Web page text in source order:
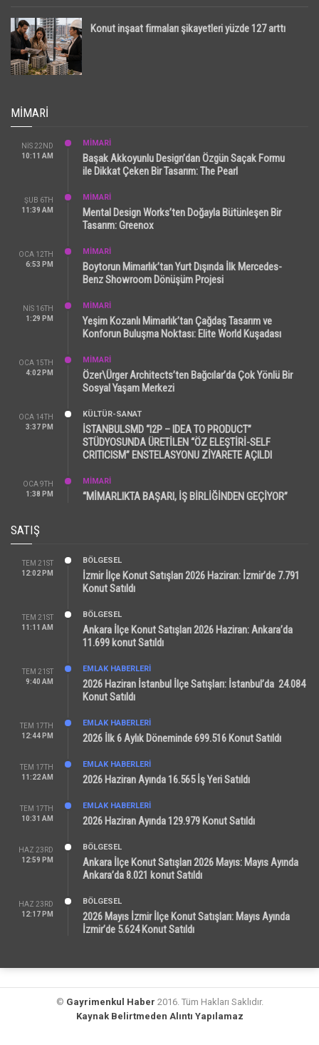
Konut inşaat firmaları şikayetleri yüzde 127 arttı
MIMARI
NIS 22ND
10:11 AM
MİMARİ
Başak Akkoyunlu Design’dan Özgün Saçak Formu
ile Dikkat Çeken Bir Tasarım: The Pearl
ŞUB 6TH
11:39 AM
MİMARİ
Mental Design Works’ten Doğayla Bütünleşen Bir
Tasarım: Greenox
OCA 12TH
6:53 PM
MİMARİ
Boytorun Mimarlık’tan Yurt Dışında İlk Mercedes-
Benz Showroom Dönüşüm Projesi
NIS 16TH
1:29 PM
MİMARİ
Yeşim Kozanlı Mimarlık’tan Çağdaş Tasarım ve
Konforun Buluşma Noktası: Elite World Kuşadası
OCA 15TH
4:02 PM
MİMARİ
Özer\Ürger Architects’ten Bağcılar’da Çok Yönlü Bir
Sosyal Yaşam Merkezi
OCA 14TH
3:37 PM
KÜLTÜR-SANAT
İSTANBULSMD “I2P – IDEA TO PRODUCT”
STÜDYOSUNDA ÜRETİLEN “ÖZ ELEŞTİRİ-SELF
CRITICISM” ENSTELASYONU ZİYARETE AÇILDI
OCA 9TH
1:38 PM
MİMARİ
“MİMARLIKTA BAŞARI, İŞ BİRLİĞİNDEN GEÇİYOR”
SATIŞ
TEM 21ST
12:02 PM
BÖLGESEL
İzmir İlçe Konut Satışları 2026 Haziran: İzmir’de 7.791
Konut Satıldı
TEM 21ST
11:11 AM
BÖLGESEL
Ankara İlçe Konut Satışları 2026 Haziran: Ankara’da
11.699 konut Satıldı
TEM 21ST
9:40 AM
EMLAK HABERLERI
2026 Haziran İstanbul İlçe Satışları: İstanbul’da 24.084
Konut Satıldı
TEM 17TH
12:44 PM
EMLAK HABERLERI
2026 İlk 6 Aylık Döneminde 699.516 Konut Satıldı
TEM 17TH
11:22 AM
EMLAK HABERLERI
2026 Haziran Ayında 16.565 İş Yeri Satıldı
TEM 17TH
10:31 AM
EMLAK HABERLERI
2026 Haziran Ayında 129.979 Konut Satıldı
HAZ 23RD
12:59 PM
BÖLGESEL
Ankara İlçe Konut Satışları 2026 Mayıs: Mayıs Ayında
Ankara’da 8.021 konut Satıldı
HAZ 23RD
12:17 PM
BÖLGESEL
2026 Mayıs İzmir İlçe Konut Satışları: Mayıs Ayında
İzmir’de 5.624 Konut Satıldı
© Gayrimenkul Haber 2016. Tüm Hakları Saklıdır.
Kaynak Belirtmeden Alıntı Yapılamaz